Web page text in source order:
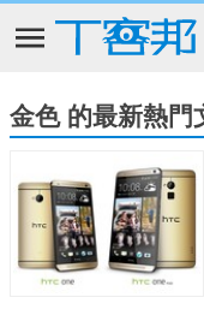
金色 的最新熱門